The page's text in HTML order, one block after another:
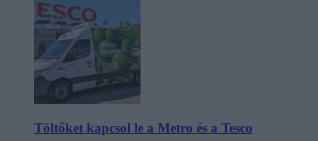
Töltőket kapcsol le a Metro és a Tesco